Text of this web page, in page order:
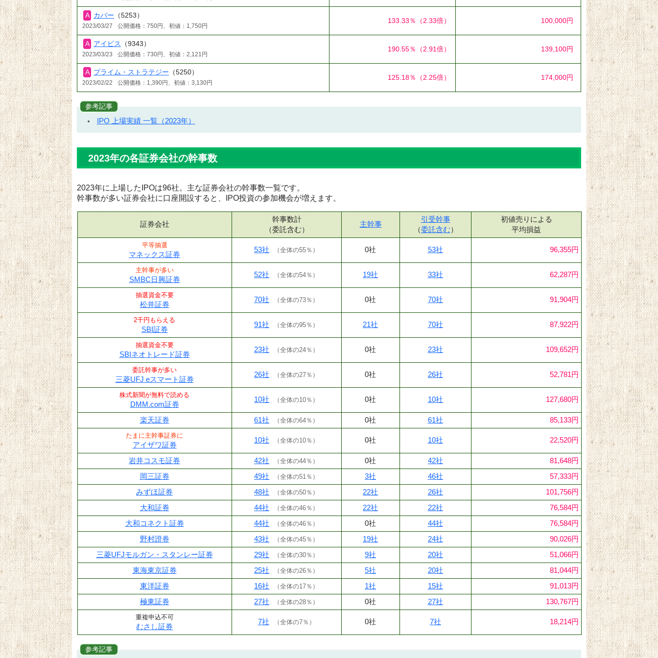
カバー （5253）
2023/03/27 公開価格：750円、初値：1,750円
133.33％ （2.33倍） 100,000円
アイビス （9343）
2023/03/23 公開価格：730円、初値：2,121円
190.55％ （2.91倍） 139,100円
プライム・ストラテジー （5250）
2023/02/22 公開価格：1,390円、初値：3,130円
125.18％ （2.25倍） 174,000円
参考記事
IPO 上場実績 一覧（2023年）
2023年の各証券会社の幹事数
2023年に上場したIPOは96社。主な証券会社の幹事数一覧です。
幹事数が多い証券会社に口座開設すると、IPO投資の参加機会が増えます。
証券会社
幹事数計
（委託含む）
主幹事
引受幹事
（委託含む）
初値売りによる
平均損益
平等抽選
マネックス証券
53社 （全体の55％ ） 0社 53社 96,355円
主幹事が多い
SMBC日興証券
52社 （全体の54％ ） 19社 33社 62,287円
抽選資金不要
松井証券
70社 （全体の73％ ） 0社 70社 91,904円
2千円もらえる
SBI証券
91社 （全体の95％ ） 21社 70社 87,922円
抽選資金不要
SBIネオトレード証券
23社 （全体の24％ ） 0社 23社 109,652円
委託幹事が多い
三菱UFJ eスマート証券
26社 （全体の27％ ） 0社 26社 52,781円
株式新聞が無料で読める
DMM.com証券
10社 （全体の10％ ） 0社 10社 127,680円
楽天証券 61社 （全体の64％ ） 0社 61社 85,133円
たまに主幹事証券に
アイザワ証券
10社 （全体の10％ ） 0社 10社 22,520円
岩井コスモ証券 42社 （全体の44％ ） 0社 42社
81,648円
岡三証券
49社 （全体の51％ ） 3社 46社
57,333円
みずほ証券
48社 （全体の50％ ） 22社 26社
101,756円
大和証券
44社 （全体の46％ ） 22社 22社
76,584円
大和コネクト証券
44社 （全体の46％ ） 0社 44社
76,584円
野村證券
43社 （全体の45％ ） 19社 24社
90,026円
三菱UFJモルガン・スタンレー証券
29社 （全体の30％ ） 9社 20社
51,066円
東海東京証券
25社 （全体の26％ ） 5社 20社
81,044円
東洋証券
16社 （全体の17％ ） 1社 15社
91,013円
極東証券
27社 （全体の28％ ） 0社 27社 130,767円
重複申込不可
むさし証券
7社 （全体の7％ ） 0社 7社 18,214円
参考記事